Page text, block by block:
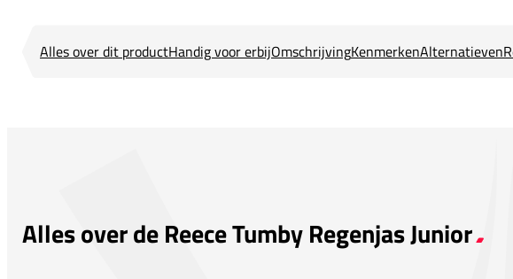
Alles over dit productHandig voor erbijOmschrijvingKenmerkenAlternatieven
Alles over de Reece Tumby Regenjas Junior